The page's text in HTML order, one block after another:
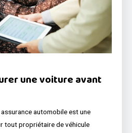
une voiture avant
automobile est une
tout propriétaire de véhicule